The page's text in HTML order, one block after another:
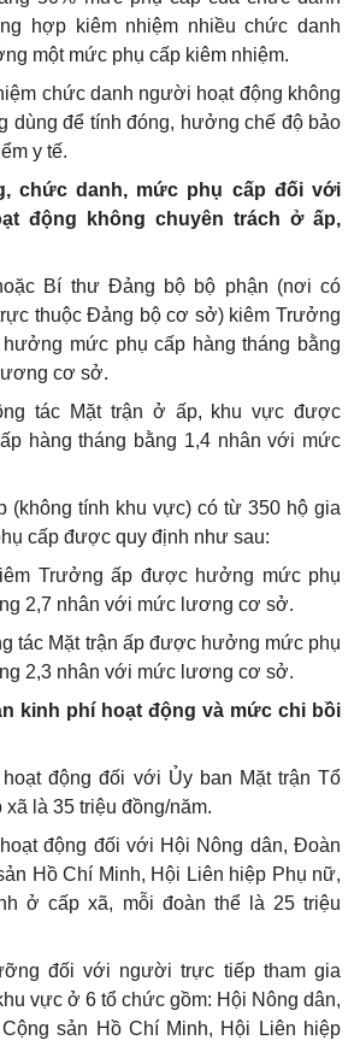
hợp kiêm nhiệm nhiều chức danh
một mức phụ cấp kiêm nhiệm.
chức danh người hoạt động không
dùng để tính đóng, hưởng chế độ bảo
y tế.
chức danh, mức phụ cấp đối với
động không chuyên trách ở ấp,
Bí thư Đảng bộ bộ phận (nơi có
thuộc Đảng bộ cơ sở) kiêm Trưởng
mức phụ cấp hàng tháng bằng
cơ sở.
tác Mặt trận ở ấp, khu vực được
hàng tháng bằng 1,4 nhân với mức
(không tính khu vực) có từ 350 hộ gia
cấp được quy định như sau:
Trưởng ấp được hưởng mức phụ
2,7 nhân với mức lương cơ sở.
tác Mặt trận ấp được hưởng mức phụ
2,3 nhân với mức lương cơ sở.
kinh phí hoạt động và mức chi bồi
động đối với Ủy ban Mặt trận Tổ
là 35 triệu đồng/năm.
động đối với Hội Nông dân, Đoàn
Hồ Chí Minh, Hội Liên hiệp Phụ nữ,
ở cấp xã, mỗi đoàn thể là 25 triệu
đối với người trực tiếp tham gia
vực ở 6 tổ chức gồm: Hội Nông dân,
sản Hồ Chí Minh, Hội Liên hiệp